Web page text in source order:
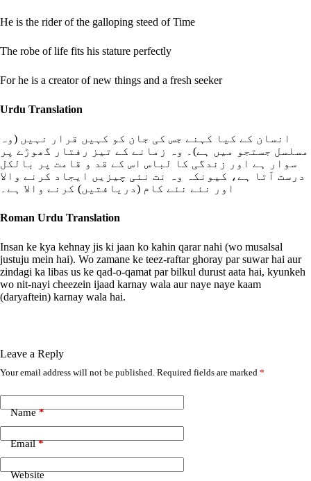
He is the rider of the galloping steed of Time
The robe of life fits his stature perfectly
For he is a creator of new things and a fresh seeker
Urdu Translation
انسان کے کیا کہنے جس کی جان کو کہیں قرار نہیں (وہ
مسلسل جستجو میں ہے)۔ وہ زمانے کے تیز رفتار گھوڑے پر
سوار ہے اور زندگی کا لباس اس کے قد و قامت پر بالکل
درست آتا ہے، کیونکہ وہ نت نئی چیزیں ایجاد کرنے والا
اور نئے نئے کام (دریافتیں) کرنے والا ہے۔
Roman Urdu Translation
Insan ke kya kehnay jis ki jaan ko kahin qarar nahi (wo musalsal
justuju mein hai). Wo zamane ke teez-raftar ghoray par suwar hai aur
zindagi ka libas us ke qad-o-qamat par bilkul durust aata hai, kyunkeh
wo nit-nayi cheezein ijaad karnay wala aur naye naye kaam
(daryaftein) karnay wala hai.
Leave a Reply
Your email address will not be published. Required fields are marked *
Name*
Email*
Website
A
t
e
t
i